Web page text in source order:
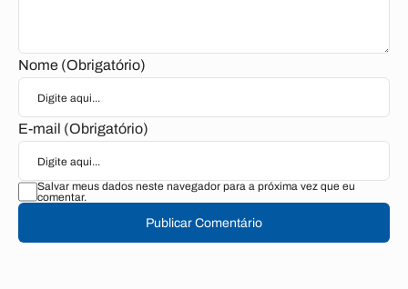
Nome (Obrigatório)
E-mail (Obrigatório)
Salvar meus dados neste navegador para a próxima vez que eu
comentar.
Publicar Comentário